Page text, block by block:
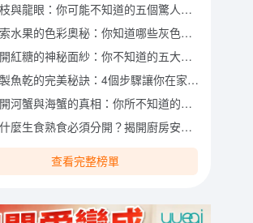
與龍眼：你可能不知道的五個驚人差異
水果的色彩奧秘：你知道哪些灰色水果嗎？
紅糖的神秘面紗：你不知道的五大健康益處
魚乾的完美秘訣：4個步驟讓你在家輕鬆享受美味！
河蟹與海蟹的真相：你所不知道的五大差異
麼生食熟食必須分開？揭開廚房安全的秘密
查看完整榜單